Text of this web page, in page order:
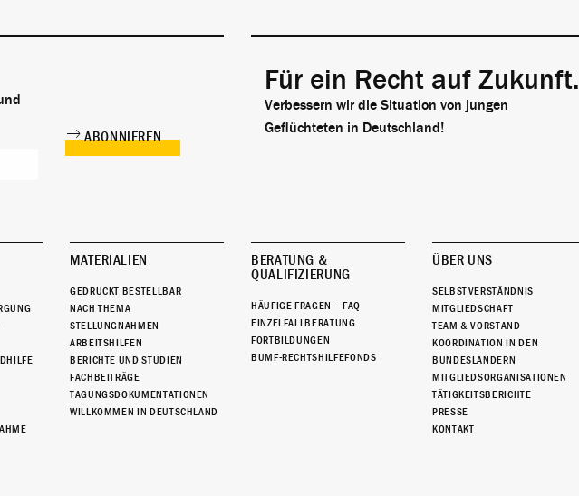
Für ein Recht auf Zukunft.
Verbessern wir die Situation von jungen
Geflüchteten in Deutschland!
MATERIALIEN
GEDRUCKT BESTELLBAR
NACH THEMA
STELLUNGNAHMEN
ARBEITSHILFEN
BERICHTE UND STUDIEN
FACHBEITRÄGE
TAGUNGSDOKUMENTATIONEN
WILLKOMMEN IN DEUTSCHLAND
BERATUNG &
QUALIFIZIERUNG
HÄUFIGE FRAGEN – FAQ
EINZELFALLBERATUNG
FORTBILDUNGEN
BUMF-RECHTSHILFEFONDS
ÜBER UNS
SELBSTVERSTÄNDNIS
MITGLIEDSCHAFT
TEAM & VORSTAND
KOORDINATION IN DEN
BUNDESLÄNDERN
MITGLIEDSORGANISATIONEN
TÄTIGKEITSBERICHTE
PRESSE
KONTAKT